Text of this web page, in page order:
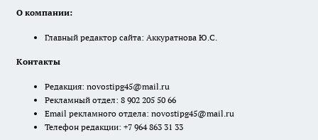
О компании:
Главный редактор сайта: Аккуратнова Ю.С.
Контакты
Редакция: novostipg45@mail.ru
Рекламный отдел: 8 902 205 50 66
Email рекламного отдела: novostipg45@mail.ru
Телефон редакции: +7 964 863 31 33